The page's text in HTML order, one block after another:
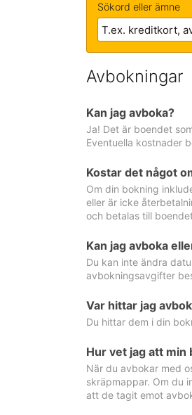
Sökord eller ämne
Avbokningar
Kan jag avboka?
Ja! Det är boendet
Eventuella kostnader
Kostar det något
Om din bokning
eller är icke
och betalas till
Kan jag avboka
Du kan inte ändra
avbokningsavgifter
Var hittar jag
Du hittar dem i din
Hur vet jag att min
När du avbokar med
skräpmappar. Om du
att de tagit emot